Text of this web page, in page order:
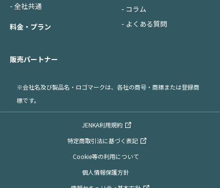
- 全社共通
料金・プラン
- コラム
- よくある質問
販売パートナー
※会社名及び製品名・ロゴマークは、各社の商号・商標または登録商
標です。
JENKA利用規約
特定商取引法に基づく表記
Cookie等の利用について
個人情報保護方針